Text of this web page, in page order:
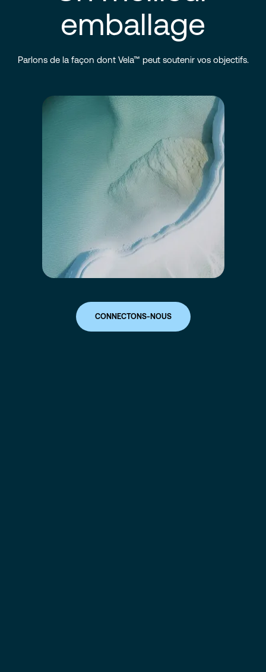
emballage
Parlons de la façon dont Vela™ peut soutenir vos objectifs.
CONNECTONS-NOUS